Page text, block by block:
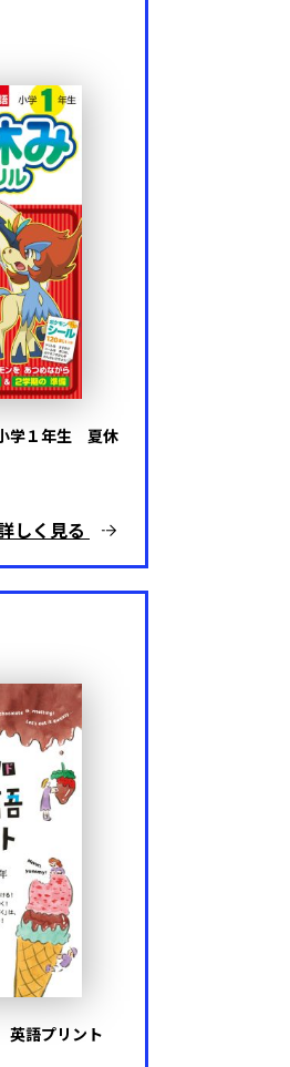
学１年生 夏休
しく見る
語プリント